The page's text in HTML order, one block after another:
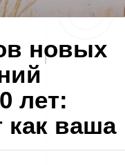
новых
лет:
как ваша